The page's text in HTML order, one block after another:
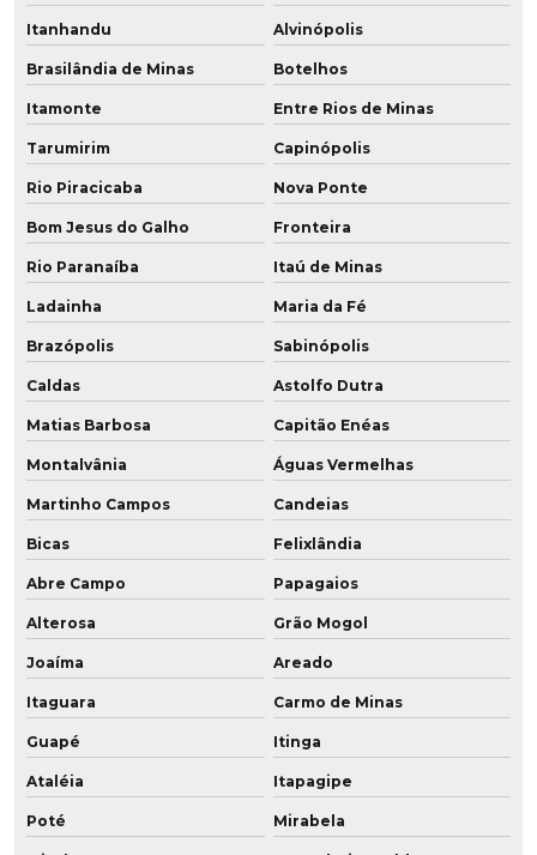
Itanhandu Alvinópolis
Brasilândia de Minas Botelhos
Itamonte Entre Rios de Minas
Tarumirim Capinópolis
Rio Piracicaba Nova Ponte
Bom Jesus do Galho Fronteira
Rio Paranaíba Itaú de Minas
Ladainha Maria da Fé
Brazópolis Sabinópolis
Caldas Astolfo Dutra
Matias Barbosa Capitão Enéas
Montalvânia Águas Vermelhas
Martinho Campos Candeias
Bicas Felixlândia
Abre Campo Papagaios
Alterosa Grão Mogol
Joaíma Areado
Itaguara Carmo de Minas
Guapé Itinga
Ataléia Itapagipe
Poté Mirabela